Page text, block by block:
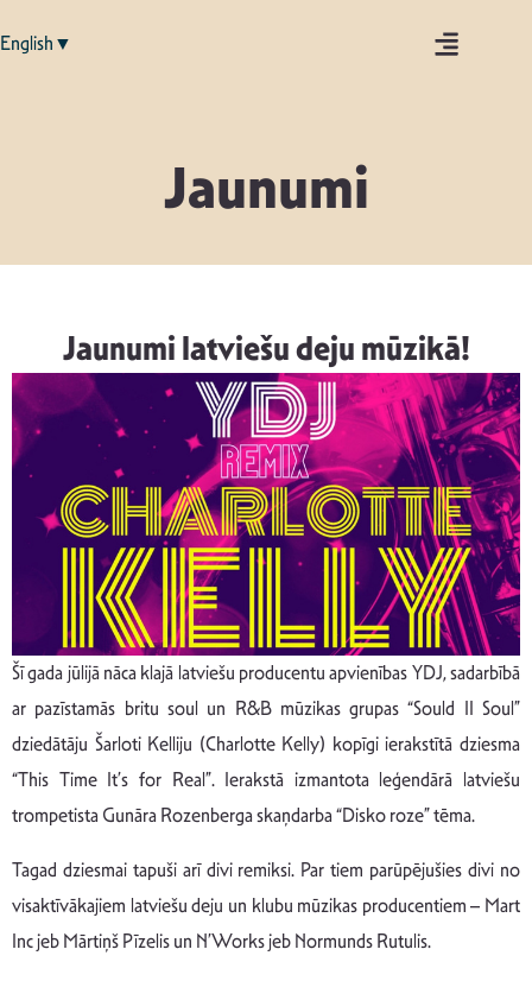
English▼
Jaunumi
Jaunumi latviešu deju mūzikā!
Šī gada jūlijā nāca klajā latviešu producentu apvienības YDJ, sadarbībā
ar pazīstamās britu soul un R&B mūzikas grupas “Sould II Soul”
dziedātāju Šarloti Kelliju (Charlotte Kelly) kopīgi ierakstītā dziesma
“This Time It’s for Real”. Ierakstā izmantota leģendārā latviešu
trompetista Gunāra Rozenberga skaņdarba “Disko roze” tēma.
Tagad dziesmai tapuši arī divi remiksi. Par tiem parūpējušies divi no
visaktīvākajiem latviešu deju un klubu mūzikas producentiem – Mart
Inc jeb Mārtiņš Pīzelis un N’Works jeb Normunds Rutulis.